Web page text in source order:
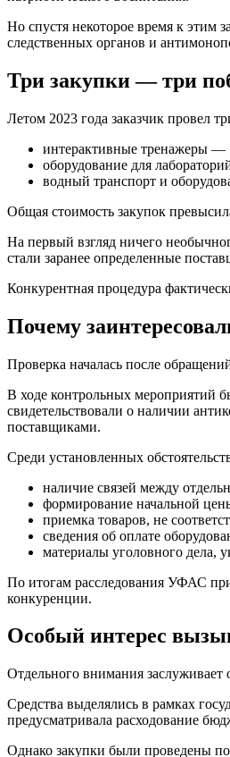
Но спустя некоторое время к этим
следственных органов и
Три закупки — три
Летом 2023 года заказчик провел
интерактивные тренажеры —
оборудование для
водный транспорт и
Общая стоимость закупок
На первый взгляд ничего
стали заранее определенные
Конкурентная процедура
Почему
Проверка началась после
В ходе контрольных мероприятий
свидетельствовали о наличии
поставщиками.
Среди установленных
наличие связей между
формирование начальной
приемка товаров, не
сведения об оплате
материалы уголовного дела,
По итогам расследования УФАС
конкуренции.
Особый интерес
Отдельного внимания заслуживает
Средства выделялись в рамках
предусматривала расходование
Однако закупки были проведены